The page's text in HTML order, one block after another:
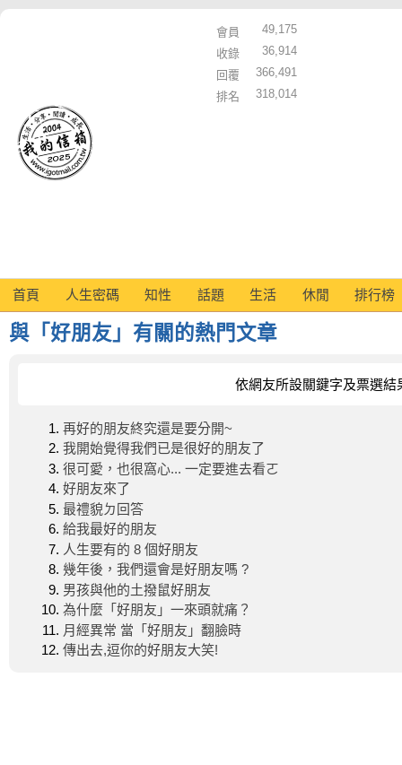
會員
49,175
收錄
36,914
回覆
366,491
排名
318,014
首頁 人生密碼 知性 話題 生活 休閒 排行榜
與「好朋友」有關的熱門文章
依網友所設關鍵字及票選結
再好的朋友終究還是要分開~
我開始覺得我們已是很好的朋友了
很可愛，也很窩心... 一定要進去看ㄛ
好朋友來了
最禮貌ㄉ回答
給我最好的朋友
人生要有的 8 個好朋友
幾年後，我們還會是好朋友嗎 ?
男孩與他的土撥鼠好朋友
為什麼「好朋友」一來頭就痛？
月經異常 當「好朋友」翻臉時
傳出去,逗你的好朋友大笑!